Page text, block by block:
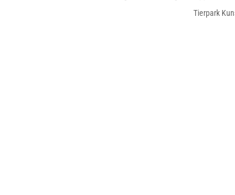
Tierpark